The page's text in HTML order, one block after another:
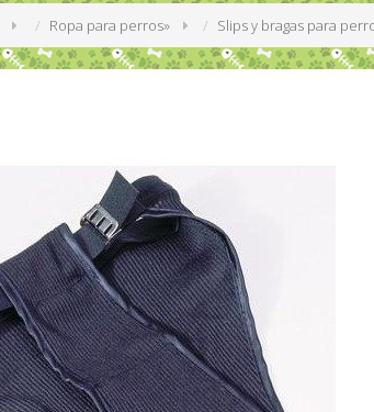
Ropa para perros» Slips y bragas para